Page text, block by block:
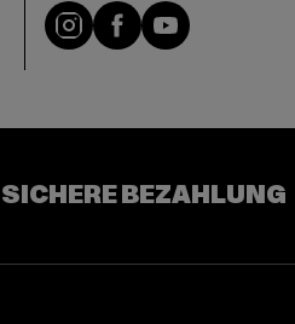
Instagram
FacebookYouTube
SICHERE BEZAHLUNG